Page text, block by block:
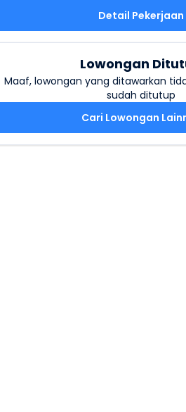
Detail Pekerjaan
Lowongan
Maaf, lowongan yang ditawarkan
sudah ditutup
Cari Lowongan